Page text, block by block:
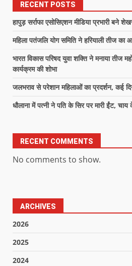
RECENT POSTS
हापुड़ सर्राफा एसोसिएशन मीडिया प्रभारी बने
महिला पतंजलि योग समिति ने हरियाली तीज का
भारत विकास परिषद युवा शक्ति ने मनाया तीज
कार्यक्रम की शोभा
जलभराव से परेशान महिलाओं का प्रदर्शन, कई
धौलाना में पत्नी ने पति के सिर पर मारी ईंट,
RECENT COMMENTS
No comments to show.
ARCHIVES
2026
2025
2024